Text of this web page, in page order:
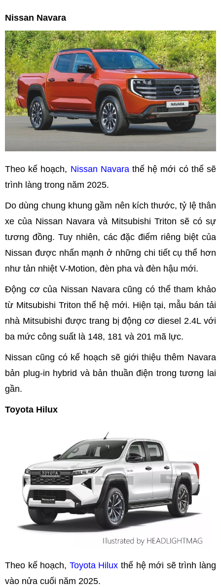
Nissan Navara
Theo kế hoạch, Nissan Navarathế hệ mới có thể sẽ
trình làng trong năm 2025.
Do dùng chung khung gầm nên kích thước, tỷ lệ thân
xe của Nissan Navara và Mitsubishi Triton sẽ có sự
tương đồng. Tuy nhiên, các đặc điểm riêng biệt của
Nissan được nhấn mạnh ở những chi tiết cụ thể hơn
như tản nhiệt V-Motion, đèn pha và đèn hậu mới.
Động cơ của Nissan Navara cũng có thể tham khảo
từ Mitsubishi Triton thế hệ mới. Hiện tại, mẫu bán tải
nhà Mitsubishi được trang bị động cơ diesel 2.4L với
ba mức công suất là 148, 181 và 201 mã lực.
Nissan cũng có kế hoạch sẽ giới thiệu thêm Navara
bản plug-in hybrid và bản thuần điện trong tương lai
gần.
Toyota Hilux
Theo kế hoạch, Toyota Hilux thế hệ mới sẽ trình làng
vào nửa cuối năm 2025.